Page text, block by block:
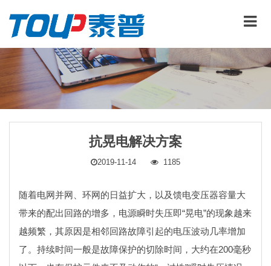
抗晃电解决方案
2019-11-14 1185
随着电网并网、环网的日益扩大，以及馈电变压器容量大
带来的配出回路的增多，电源瞬时失压即“晃电”的现象越来
越频繁，其原因是相邻回路故障引起的电压波动几率增加
了。持续时间一般是故障保护的切除时间，大约在200毫秒